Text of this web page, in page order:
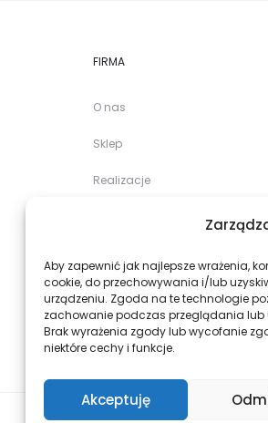
Aby zapewnić jak najlepsze wrażenia,
cookie, do przechowywania i/lub
urządzeniu. Zgoda na te technologie
zachowanie podczas przeglądania lub
Brak wyrażenia zgody lub wycofanie
niektóre cechy i funkcje.
Akceptuję
FIRMA
O nas
Sklep
Realizacje